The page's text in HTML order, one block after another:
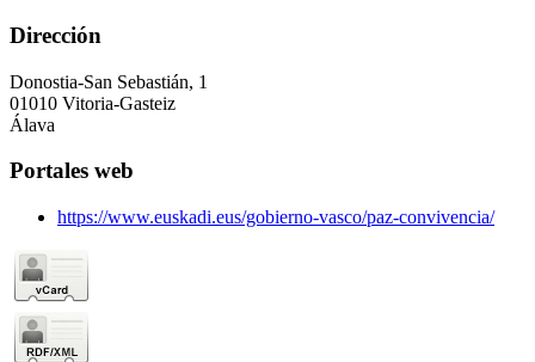
Dirección
Donostia-San Sebastián, 1
01010 Vitoria-Gasteiz
Álava
Portales web
https://www.euskadi.eus/gobierno-vasco/paz-convivencia/